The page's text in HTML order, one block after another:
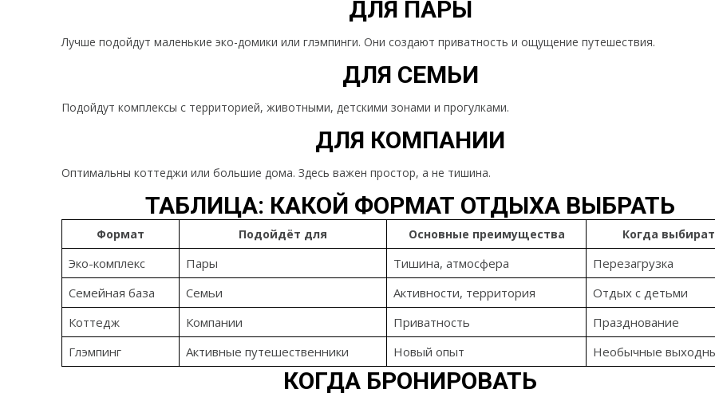
ДЛЯ ПАРЫ
Лучше подойдут маленькие эко-домики или глэмпинги. Они создают приватность и ощущение путешествия.
ДЛЯ СЕМЬИ
Подойдут комплексы с территорией, животными, детскими зонами и прогулками.
ДЛЯ КОМПАНИИ
Оптимальны коттеджи или большие дома. Здесь важен простор, а не тишина.
ТАБЛИЦА: КАКОЙ ФОРМАТ ОТДЫХА ВЫБРАТЬ
Формат Подойдёт для Основные преимущества Когда
Эко-комплекс Пары Тишина, атмосфера
Перезагрузка
Семейная база
Семьи Активности, территория
Отдых с детьми
Коттедж
Компании Приватность
Празднование
Глэмпинг
Активные путешественники Новый опыт Необычные
КОГДА БРОНИРОВАТЬ